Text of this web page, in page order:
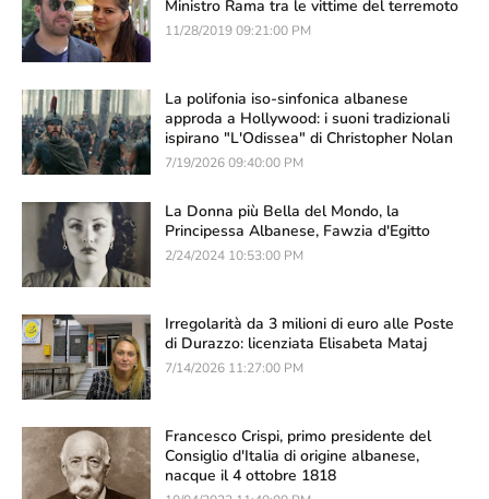
Ministro Rama tra le vittime del terremoto
11/28/2019 09:21:00 PM
La polifonia iso-sinfonica albanese
approda a Hollywood: i suoni tradizionali
ispirano "L'Odissea" di Christopher Nolan
7/19/2026 09:40:00 PM
La Donna più Bella del Mondo, la
Principessa Albanese, Fawzia d'Egitto
2/24/2024 10:53:00 PM
Irregolarità da 3 milioni di euro alle Poste
di Durazzo: licenziata Elisabeta Mataj
7/14/2026 11:27:00 PM
Francesco Crispi, primo presidente del
Consiglio d'Italia di origine albanese,
nacque il 4 ottobre 1818